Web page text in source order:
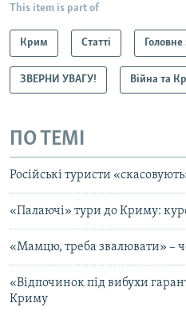
This item is part of
Крим Статті Головне
ЗВЕРНИ УВАГУ! Війна та
ПО ТЕМІ
Російські туристи
«Палаючі» тури до Криму:
«Мамцю, треба звалювати» –
«Відпочинок під вибухи
Криму